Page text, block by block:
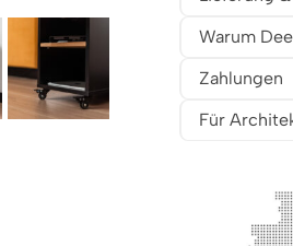
Warum
Zahlungen
Für